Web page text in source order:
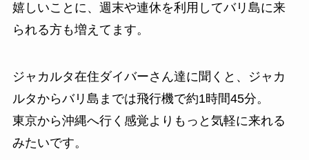
嬉しいことに、週末や連休を利用してバリ島に来
られる方も増えてます。
ジャカルタ在住ダイバーさん達に聞くと、ジャカ
ルタからバリ島までは飛行機で約1時間45分。
東京から沖縄へ行く感覚よりもっと気軽に来れる
みたいです。